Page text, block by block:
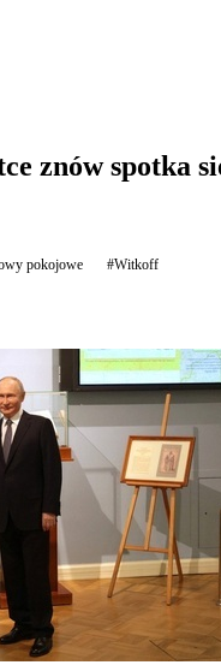
znów spotka
pokojowe #Witkoff